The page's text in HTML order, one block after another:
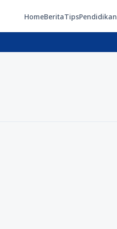
HomeBeritaTipsPendidikan